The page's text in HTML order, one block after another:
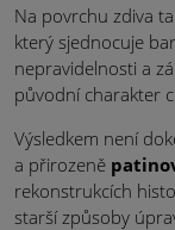
Na povrchu zdiva
který sjednocuje
nepravidelnosti a
původní charakter
Výsledkem není
a přirozeně
rekonstrukcích
starší způsoby